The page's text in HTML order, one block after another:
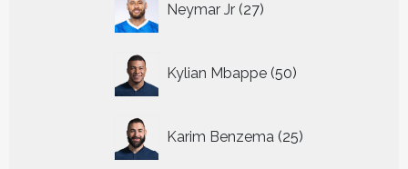
Neymar Jr 27
producten
Kylian Mbappe 50
producten
Karim Benzema 25
producten